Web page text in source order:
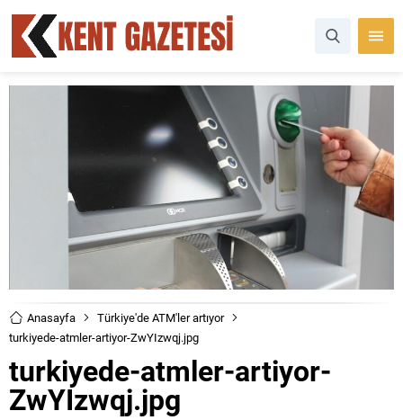
Anasayfa
Türkiye'de ATM'ler artıyor
turkiyede-atmler-artiyor-ZwYIzwqj.jpg
turkiyede-atmler-artiyor-
ZwYIzwqj.jpg